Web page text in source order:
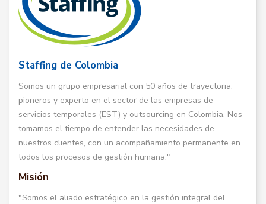
Staffing de Colombia
Somos un grupo empresarial con 50 años de trayectoria,
pioneros y experto en el sector de las empresas de
servicios temporales (EST) y outsourcing en Colombia. Nos
tomamos el tiempo de entender las necesidades de
nuestros clientes, con un acompañamiento permanente en
todos los procesos de gestión humana."
Misión
"Somos el aliado estratégico en la gestión integral del